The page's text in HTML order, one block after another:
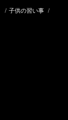
/ 子供の習い事 /